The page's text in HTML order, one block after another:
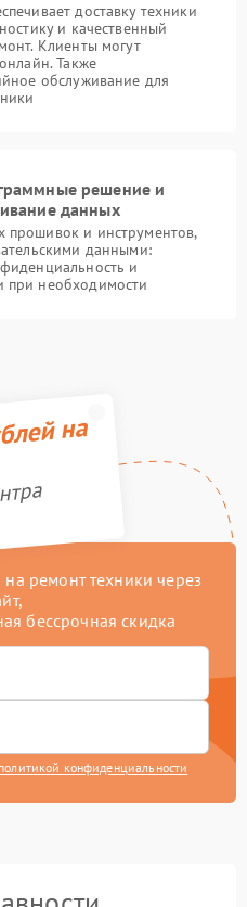
доставку техники
и качественный
Клиенты могут
Также
обслуживание для
решение и
данных
прошивок и инструментов,
данными:
и
при необходимости
на
ремонт техники через
бессрочная скидка
политикой конфиденциальности